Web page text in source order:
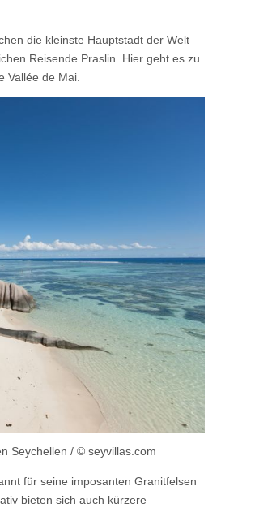
die kleinste Hauptstadt der Welt –
Reisende Praslin. Hier geht es zu
Vallée de Mai.
Seychellen / © seyvillas.com
für seine imposanten Granitfelsen
bieten sich auch kürzere